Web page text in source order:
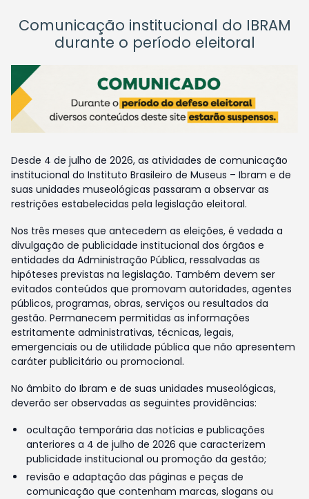
Comunicação institucional do IBRAM
durante o período eleitoral
Desde 4 de julho de 2026, as atividades de comunicação
institucional do Instituto Brasileiro de Museus – Ibram e de
suas unidades museológicas passaram a observar as
restrições estabelecidas pela legislação eleitoral.
Nos três meses que antecedem as eleições, é vedada a
divulgação de publicidade institucional dos órgãos e
entidades da Administração Pública, ressalvadas as
hipóteses previstas na legislação. Também devem ser
evitados conteúdos que promovam autoridades, agentes
públicos, programas, obras, serviços ou resultados da
gestão. Permanecem permitidas as informações
estritamente administrativas, técnicas, legais,
emergenciais ou de utilidade pública que não apresentem
caráter publicitário ou promocional.
No âmbito do Ibram e de suas unidades museológicas,
deverão ser observadas as seguintes providências:
ocultação temporária das notícias e publicações
anteriores a 4 de julho de 2026 que caracterizem
publicidade institucional ou promoção da gestão;
revisão e adaptação das páginas e peças de
comunicação que contenham marcas, slogans ou